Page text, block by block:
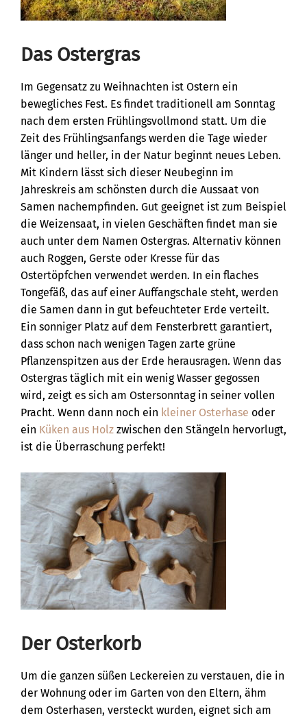
Das Ostergras
Im Gegensatz zu Weihnachten ist Ostern ein
bewegliches Fest. Es findet traditionell am Sonntag
nach dem ersten Frühlingsvollmond statt. Um die
Zeit des Frühlingsanfangs werden die Tage wieder
länger und heller, in der Natur beginnt neues Leben.
Mit Kindern lässt sich dieser Neubeginn im
Jahreskreis am schönsten durch die Aussaat von
Samen nachempfinden. Gut geeignet ist zum Beispiel
die Weizensaat, in vielen Geschäften findet man sie
auch unter dem Namen Ostergras. Alternativ können
auch Roggen, Gerste oder Kresse für das
Ostertöpfchen verwendet werden. In ein flaches
Tongefäß, das auf einer Auffangschale steht, werden
die Samen dann in gut befeuchteter Erde verteilt.
Ein sonniger Platz auf dem Fensterbrett garantiert,
dass schon nach wenigen Tagen zarte grüne
Pflanzenspitzen aus der Erde herausragen. Wenn das
Ostergras täglich mit ein wenig Wasser gegossen
wird, zeigt es sich am Ostersonntag in seiner vollen
Pracht. Wenn dann noch ein kleiner Osterhase oder
ein Küken aus Holz zwischen den Stängeln hervorlugt,
ist die Überraschung perfekt!
Der Osterkorb
Um die ganzen süßen Leckereien zu verstauen, die in
der Wohnung oder im Garten von den Eltern, ähm
dem Osterhasen, versteckt wurden, eignet sich am